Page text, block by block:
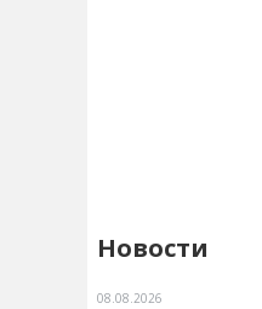
Новости
08.08.2026